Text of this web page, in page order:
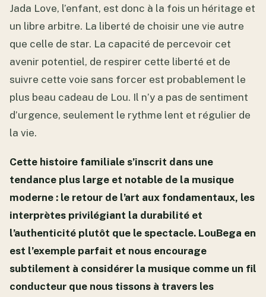
Jada Love, l’enfant, est donc à la fois un héritage et
un libre arbitre. La liberté de choisir une vie autre
que celle de star. La capacité de percevoir cet
avenir potentiel, de respirer cette liberté et de
suivre cette voie sans forcer est probablement le
plus beau cadeau de Lou. Il n’y a pas de sentiment
d’urgence, seulement le rythme lent et régulier de
la vie.
Cette histoire familiale s’inscrit dans une
tendance plus large et notable de la musique
moderne : le retour de l’art aux fondamentaux, les
interprètes privilégiant la durabilité et
l’authenticité plutôt que le spectacle. LouBega en
est l’exemple parfait et nous encourage
subtilement à considérer la musique comme un fil
conducteur que nous tissons à travers les